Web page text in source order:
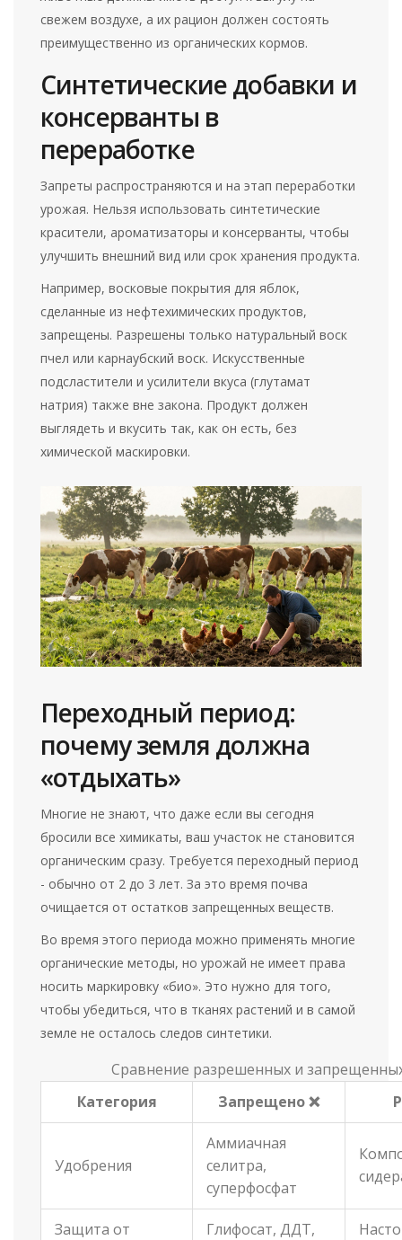
свежем воздухе, а их рацион должен состоять
преимущественно из органических кормов.
Синтетические добавки и
консерванты в
переработке
Запреты распространяются и на этап переработки
урожая. Нельзя использовать синтетические
красители, ароматизаторы и консерванты, чтобы
улучшить внешний вид или срок хранения продукта.
Например, восковые покрытия для яблок,
сделанные из нефтехимических продуктов,
запрещены. Разрешены только натуральный воск
пчел или карнаубский воск. Искусственные
подсластители и усилители вкуса (глутамат
натрия) также вне закона. Продукт должен
выглядеть и вкусить так, как он есть, без
химической маскировки.
Переходный период:
почему земля должна
«отдыхать»
Многие не знают, что даже если вы сегодня
бросили все химикаты, ваш участок не становится
органическим сразу. Требуется переходный период
- обычно от 2 до 3 лет. За это время почва
очищается от остатков запрещенных веществ.
Во время этого периода можно применять многие
органические методы, но урожай не имеет права
носить маркировку «био». Это нужно для того,
чтобы убедиться, что в тканях растений и в самой
земле не осталось следов синтетики.
Сравнение разрешенных и
Категория
Запрещено ❌
Удобрения
Аммиачная
селитра,
суперфосфат
Защита от
Глифосат, ДДТ,